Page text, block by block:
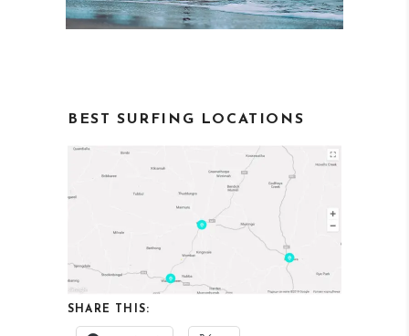
BEST SURFING LOCATIONS
SHARE THIS: